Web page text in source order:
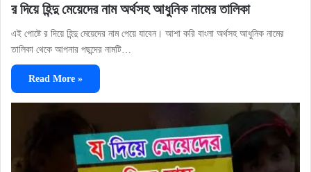
র দিয়ে হিন্দু মেয়েদের নাম অর্থসহ আধুনিক নামের তালিকা
এই পোষ্টে র দিয়ে হিন্দু মেয়েদের নাম পেয়ে যাবেন। আশা করি বাংলা অর্থসহ আধুনিক নামের
তালিকা থেকে আপনার পছন্দের নামটি…
Read More »